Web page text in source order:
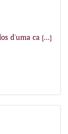
d'uma ca [...]